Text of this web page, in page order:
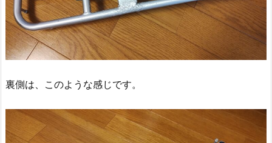
裏側は、このような感じです。